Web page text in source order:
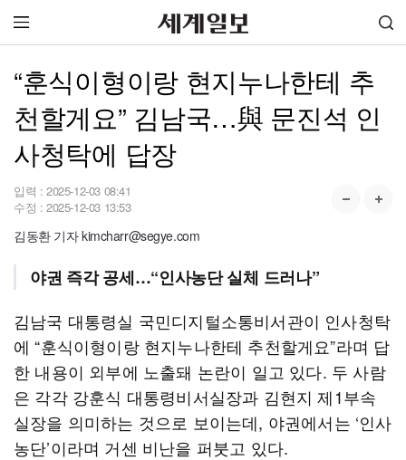
“훈식이형이랑 현지누나한테 추
천할게요” 김남국…與 문진석 인
사청탁에 답장
입력 : 2025-12-03 08:41
수정 : 2025-12-03 13:53
김동환 기자 kimcharr@segye.com
야권 즉각 공세…“인사농단 실체 드러나”
김남국 대통령실 국민디지털소통비서관이 인사청탁
에 “훈식이형이랑 현지누나한테 추천할게요”라며 답
한 내용이 외부에 노출돼 논란이 일고 있다. 두 사람
은 각각 강훈식 대통령비서실장과 김현지 제1부속
실장을 의미하는 것으로 보이는데, 야권에서는 ‘인사
농단’이라며 거센 비난을 퍼붓고 있다.